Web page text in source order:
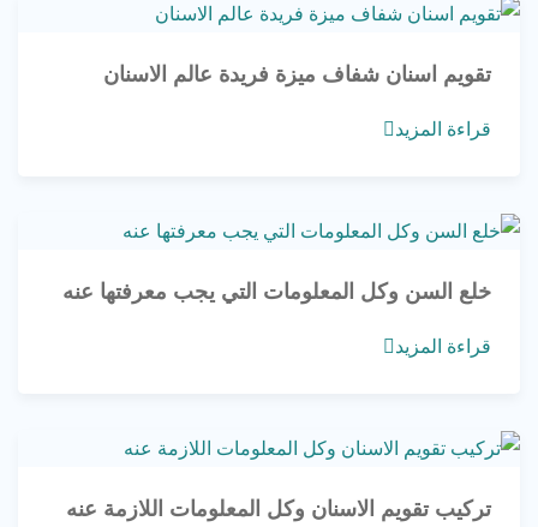
تقويم اسنان شفاف ميزة فريدة عالم الاسنان
قراءة المزيد
خلع السن وكل المعلومات التي يجب معرفتها عنه
قراءة المزيد
تركيب تقويم الاسنان وكل المعلومات اللازمة عنه